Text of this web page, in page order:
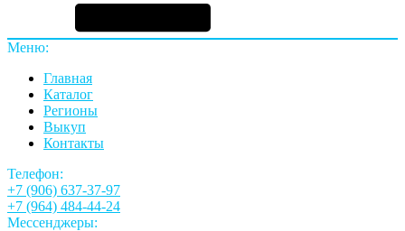
Меню:
Главная
Каталог
Регионы
Выкуп
Контакты
Телефон:
+7 (906) 637-37-97
+7 (964) 484-44-24
Мессенджеры: